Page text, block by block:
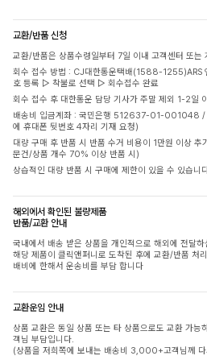
교환/반품 신청
교환/반품은 상품수령일부터 7일 이내 고객센터 또는
회수 접수 방법 : CJ대한통운택배(1588-1255)ARS
호 등록 ▷ 착불로 선택 ▷ 회수접수 완료
회수 접수 후 대한통운 담당 기사가 주말 제외 1-2일
배송비 입금계좌 : 국민은행 512637-01-001048 /
에 휴대폰 뒷번호 4자리 기재 요청)
대량 구매 후 반품 시 반품 수거 비용이 1만원 이상
문건/상품 개수 70% 이상 반품 시)
상습적인 대량 반품 시 구매에 제한이 있을 수 있습니
해외에서 확인된 불량제품
반품/교환 안내
국내에서 배송 받은 상품을 개인적으로 해외에 전달
해당 제품이 클릭앤퍼니로 도착된 후에 교환/반품 처
배비에 한해서 운송비를 부담 합니다
교환운임 안내
상품 교환은 동일 상품 또는 타 상품으로도 교환 가
객님 부담입니다.
(상품을 저희쪽에 보내는 배송비 3,000+고객님께